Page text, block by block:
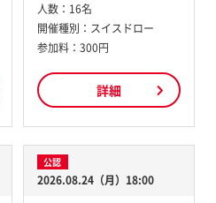
人数： 16名
開催種別： スイスドロー
参加料： 300円
詳細
公認
2026.08.24（月）18:00